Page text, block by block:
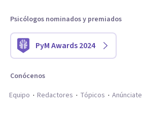
Psicólogos nominados y premiados
PyM Awards 2024
Conócenos
Equipo
Redactores Tópicos Anúnciate